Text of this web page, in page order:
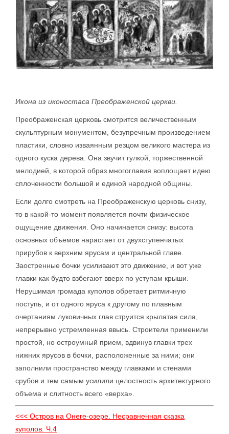
Икона из иконостаса Преображенской церкви.
Преображенская церковь смотрится величественным
скульптурным монументом, безупречным произведением
пластики, словно изваянным резцом великого мастера из
одного куска дерева. Она звучит гулкой, торжественной
мелодией, в которой образ многоглавия воплощает идею
сплоченности большой и единой народной общины.
Если долго смотреть на Преображенскую церковь снизу,
то в какой-то момент появляется почти физическое
ощущение движения. Оно начинается снизу: высота
основных объемов нарастает от двухступенчатых
прирубов к верхним ярусам и центральной главе.
Заостренные бочки усиливают это движение, и вот уже
главки как будто взбегают вверх по уступам крыши.
Нерушимая громада куполов обретает ритмичную
поступь, и от одного яруса к другому по плавным
очертаниям луковичных глав струится крылатая сила,
непрерывно устремленная ввысь. Строители применили
простой, но остроумный прием, вдвинув главки трех
нижних ярусов в бочки, расположенные за ними; они
заполнили пространство между главками и стенами
срубов и тем самым усилили целостность архитектурного
объема и слитность всего «верха».
<<< Остров на Онеге-озере. Несравненная сказка
куполов. Ч.4